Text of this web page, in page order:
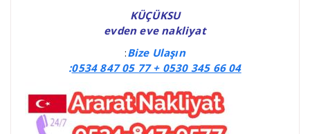
KÜÇÜKSU
evden eve nakliyat
:Bize Ulaşın
:0534 847 05 77 + 0530 345 66 04